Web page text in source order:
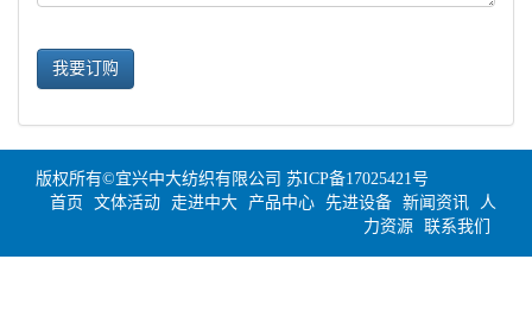
我要订购
版权所有©宜兴中大纺织有限公司 苏ICP备17025421号
首页
文体活动 走进中大 产品中心 先进设备 新闻资讯
人
力资源
联系我们